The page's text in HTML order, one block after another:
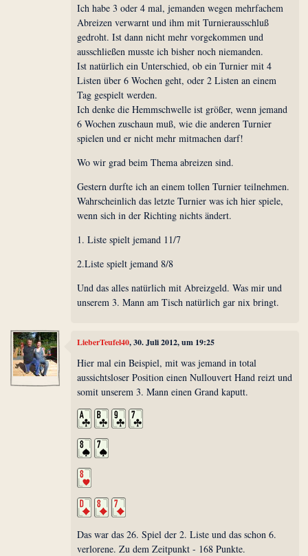
Ich habe 3 oder 4 mal, jemanden wegen mehrfachem
Abreizen verwarnt und ihm mit Turnierausschluß
gedroht. Ist dann nicht mehr vorgekommen und
ausschließen musste ich bisher noch niemanden.
Ist natürlich ein Unterschied, ob ein Turnier mit 4
Listen über 6 Wochen geht, oder 2 Listen an einem
Tag gespielt werden.
Ich denke die Hemmschwelle ist größer, wenn jemand
6 Wochen zuschaun muß, wie die anderen Turnier
spielen und er nicht mehr mitmachen darf!
Wo wir grad beim Thema abreizen sind.
Gestern durfte ich an einem tollen Turnier teilnehmen.
Wahrscheinlich das letzte Turnier was ich hier spiele,
wenn sich in der Richting nichts ändert.
1. Liste spielt jemand 11/7
2.Liste spielt jemand 8/8
Und das alles natürlich mit Abreizgeld. Was mir und
unserem 3. Mann am Tisch natürlich gar nix bringt.
LieberTeufel40, 30. Juli 2012, um 19:25
Hier mal ein Beispiel, mit was jemand in total
aussichtsloser Position einen Nullouvert Hand reizt und
somit unserem 3. Mann einen Grand kaputt.
Das war das 26. Spiel der 2. Liste und das schon 6.
verlorene. Zu dem Zeitpunkt - 168 Punkte.